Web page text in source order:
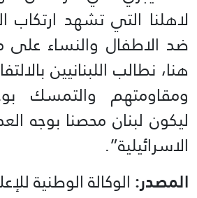
لاهلنا التي تشهد ارتكاب
ضد الاطفال والنساء على
هنا، نطالب اللبنانيين
ومقاومتهم والتمسك
ليكون لبنان محصنا بوجه
الاسرائيلية”.
المصدر: الوكالة الوطنية